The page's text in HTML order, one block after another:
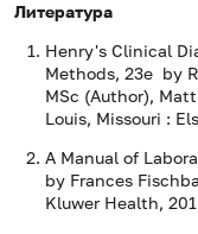
Литература
Henry's Clinical
Methods, 23e by
MSc (Author),
Louis, Missouri :
A Manual of
by Frances
Kluwer Health,